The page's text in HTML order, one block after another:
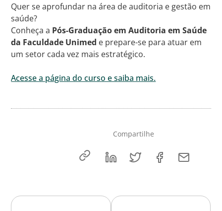
Compartilhe
Quer se aprofundar na área de auditoria e gestão em
saúde?
Conheça a Pós-Graduação em Auditoria em Saúde
da Faculdade Unimed e prepare-se para atuar em
um setor cada vez mais estratégico.
Acesse a página do curso e saiba mais.